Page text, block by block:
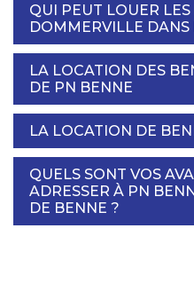
QUI PEUT LOUER LES
DOMMERVILLE DANS
LA LOCATION DES
DE PN BENNE
LA LOCATION DE
QUELS SONT VOS
ADRESSER À PN
DE BENNE ?